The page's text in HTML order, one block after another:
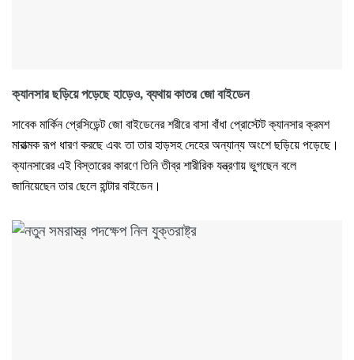
ক্যানসার ছড়িয়ে পড়েছে হাড়েও, ব্যথায় কাতর জো বাইডেন
সাবেক মার্কিন প্রেসিডেন্ট জো বাইডেনের শরীরে বাসা বাঁধা প্রোস্টেট ক্যানসার ক্রমশ
মারাত্মক রূপ ধারণ করছে এবং তা তার হাড়সহ দেহের অন্যান্য অংশে ছড়িয়ে পড়েছে।
ক্যানসারের এই বিস্তারের কারণে তিনি তীব্র শারীরিক যন্ত্রণায় ভুগছেন বলে
জানিয়েছেন তার ছেলে হান্টার বাইডেন।